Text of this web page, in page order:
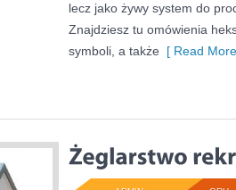
lecz jako żywy system do
Znajdziesz tu omówienia
symboli, a także [ Read